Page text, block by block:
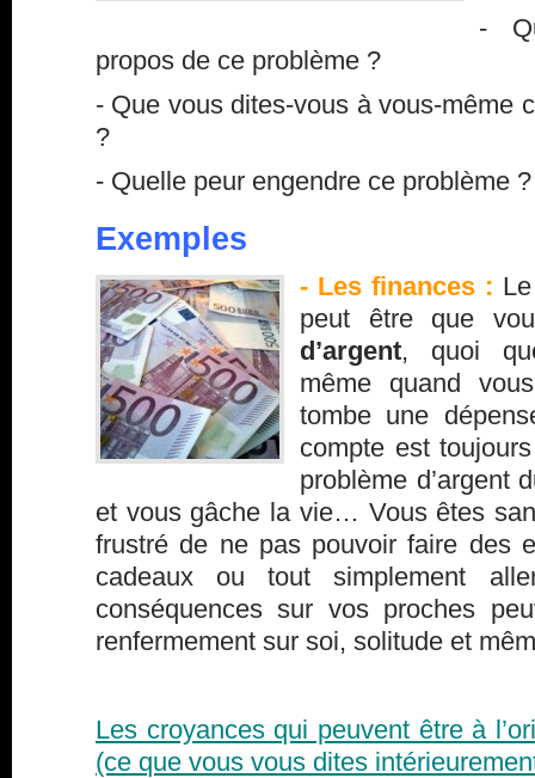
-
propos de ce problème ?
- Que vous dites-vous à vous-même
?
- Quelle peur engendre ce problème ?
Exemples
- Les finances :
peut être que
d’argent, quoi
même quand
tombe une
compte est
problème d’argent
et vous gâche la vie… Vous êtes
frustré de ne pas pouvoir faire des
cadeaux ou tout simplement
conséquences sur vos proches
renfermement sur soi, solitude et
Les croyances qui peuvent être à
(ce que vous vous dites